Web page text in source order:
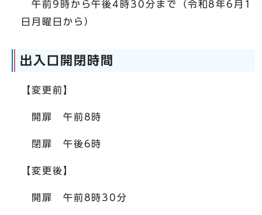
午前9時から午後4時30分まで（令和8年6月1
日月曜日から）
出入口開閉時間
【変更前】
開扉 午前8時
閉扉 午後6時
【変更後】
開扉 午前8時30分